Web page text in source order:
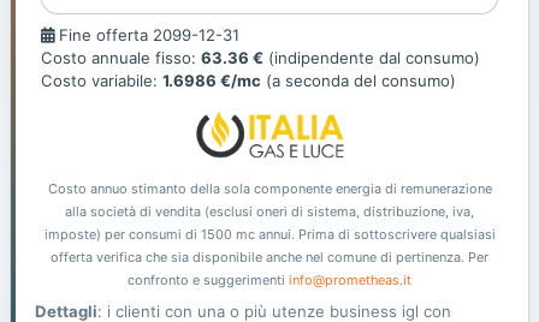
Fine
offerta
Fine offerta 2099-12-31
Costo annuale fisso: 63.36 € (indipendente dal consumo)
Costo variabile: 1.6986 €/mc (a seconda del consumo)
Costo annuo stimanto della sola componente energia di remunerazione
alla società di vendita (esclusi oneri di sistema, distribuzione, iva,
imposte) per consumi di 1500 mc annui. Prima di sottoscrivere qualsiasi
offerta verifica che sia disponibile anche nel comune di pertinenza. Per
confronto e suggerimenti info@prometheas.it
Dettagli: i clienti con una o più utenze business igl con